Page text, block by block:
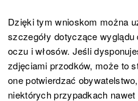
Dzięki tym wnioskom można
szczegóły dotyczące
oczu i włosów. Jeśli
zdjęciami przodków, może to
one potwierdzać
niektórych przypadkach